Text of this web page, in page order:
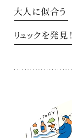
大人に似合う
リュックを発見！